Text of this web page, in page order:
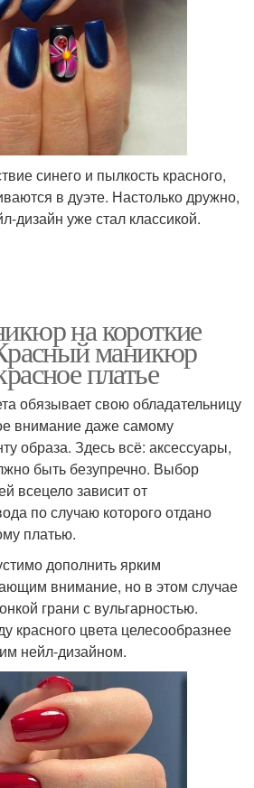
синего и пылкость красного,
в дуэте. Настолько дружно,
дизайн уже стал классикой.
на короткие
маникюр
платье
обязывает свою обладательницу
внимание даже самому
образа. Здесь всё: аксессуары,
быть безупречно. Выбор
всецело зависит от
по случаю которого отдано
платью.
дополнить ярким
внимание, но в этом случае
грани с вульгарностью.
красного цвета целесообразнее
нейл-дизайном.